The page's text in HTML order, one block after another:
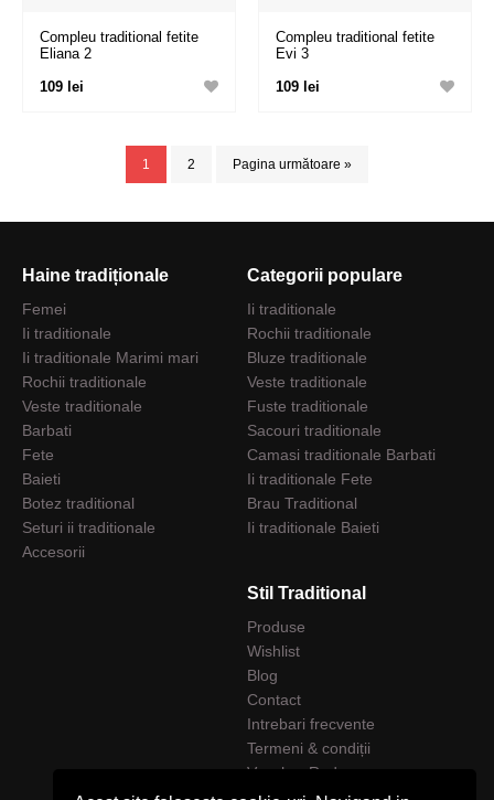
Compleu traditional fetite
Eliana 2
109 lei
Compleu traditional fetite
Evi 3
109 lei
1 2 Pagina următoare »
Haine tradiționale
Femei
Ii traditionale
Ii traditionale Marimi mari
Rochii traditionale
Veste traditionale
Barbati
Fete
Baieti
Botez traditional
Seturi ii traditionale
Accesorii
Categorii populare
Ii traditionale
Rochii traditionale
Bluze traditionale
Veste traditionale
Fuste traditionale
Sacouri traditionale
Camasi traditionale Barbati
Ii traditionale Fete
Brau Traditional
Ii traditionale Baieti
Stil Traditional
Produse
Wishlist
Blog
Contact
Intrebari frecvente
Termeni & condiții
Voucher Reducere